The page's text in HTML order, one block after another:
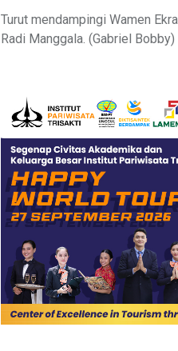
Turut mendampingi Wamen
Radi Manggala. (Gabriel Bobby)